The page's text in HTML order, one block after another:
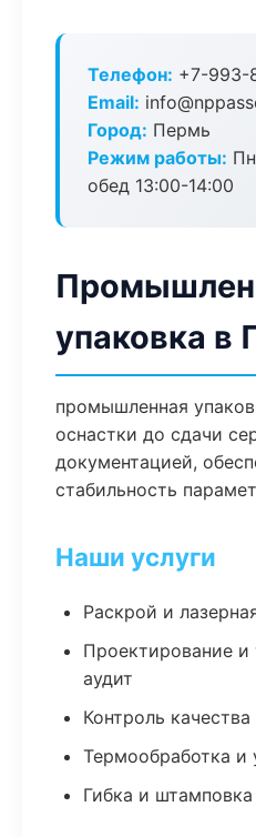
Телефон: +7-993-
Email:
Город: Пермь
Режим работы:
обед 13:00-14:00
упаковка в
промышленная
оснастки до сдачи
документацией,
стабильность
Наши услуги
Раскрой и
Проектирование и
аудит
Контроль
Термообработка и
Гибка и штамповка